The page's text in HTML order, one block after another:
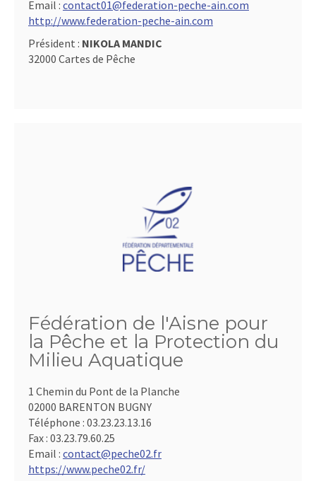
Email : contact01@federation-peche-ain.com
http://www.federation-peche-ain.com
Président : NIKOLA MANDIC
32000 Cartes de Pêche
Fédération de l'Aisne pour
la Pêche et la Protection du
Milieu Aquatique
1 Chemin du Pont de la Planche
02000 BARENTON BUGNY
Téléphone : 03.23.23.13.16
Fax : 03.23.79.60.25
Email : contact@peche02.fr
https://www.peche02.fr/